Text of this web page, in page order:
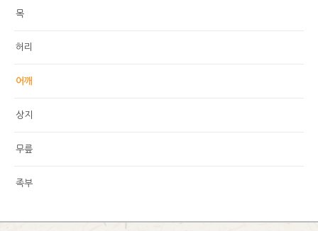
목
허리
어깨
상지
무릎
족부